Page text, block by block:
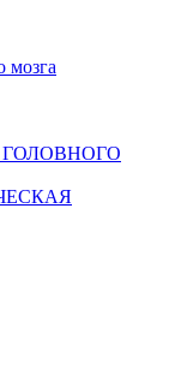
мозга